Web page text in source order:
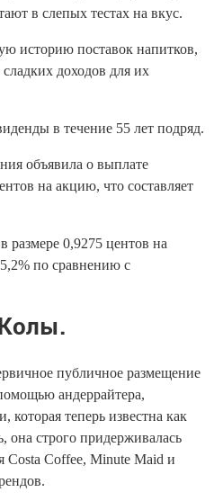
в слепых тестах на вкус.
историю поставок напитков,
доходов для их
в течение 55 лет подряд.
объявила о выплате
на акцию, что составляет
размере 0,9275 центов на
по сравнению с
публичное размещение
андеррайтера,
которая теперь известна как
она строго придерживалась
Costa Coffee, Minute Maid и